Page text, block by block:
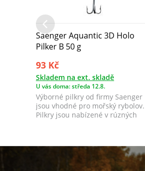
Saenger Aquantic 3D Holo
Pilker B 50 g
93 Kč
Skladem na ext. skladě
U vás doma: středa 12.8.
Výborné pilkry od firmy Saenger
jsou vhodné pro mořský rybolov.
Pilkry jsou nabízené v rúzných